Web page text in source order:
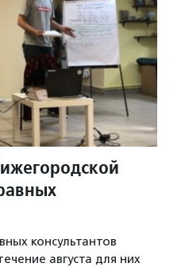
консультантов
августа для них